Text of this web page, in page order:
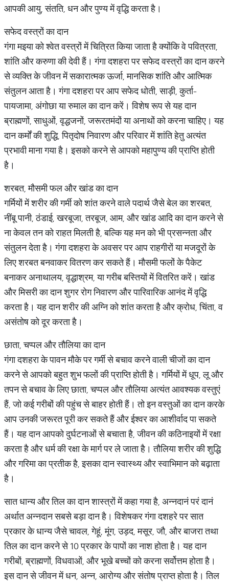
आपकी आयु, संतति, धन और पुण्य में वृद्धि करता है।
सफेद वस्त्रों का दान
गंगा मइया को श्वेत वस्त्रों में चित्रित किया जाता है क्योंकि वे पवित्रता,
शांति और करुणा की देवी हैं। गंगा दशहरा पर सफेद वस्त्रों का दान करने
से व्यक्ति के जीवन में सकारात्मक ऊर्जा, मानसिक शांति और आत्मिक
संतुलन आता है। गंगा दशहरा पर आप सफेद धोती, साड़ी, कुर्ता-
पायजामा, अंगोछा या रुमाल का दान करें। विशेष रूप से यह दान
ब्राह्मणों, साधुओं, वृद्धजनों, जरूरतमंदों या अनाथों को करना चाहिए। यह
दान कर्मों की शुद्धि, पितृदोष निवारण और परिवार में शांति हेतु अत्यंत
प्रभावी माना गया है। इसको करने से आपको महापुण्‍य की प्राप्ति होती
है।
शरबत, मौसमी फल और खांड का दान
गर्मियों में शरीर की गर्मी को शांत करने वाले पदार्थ जैसे बेल का शरबत,
नींबू पानी, ठंडाई, खरबूजा, तरबूज, आम, और खांड आदि का दान करने से
ना केवल तन को राहत मिलती है, बल्कि यह मन को भी प्रसन्नता और
संतुलन देता है। गंगा दशहरा के अवसर पर आप राहगीरों या मजदूरों के
लिए शरबत बनवाकर वितरण कर सकते हैं। मौसमी फलों के पैकेट
बनाकर अनाथालय, वृद्धाश्रम, या गरीब बस्तियों में वितरित करें। खांड
और मिसरी का दान शुगर रोग निवारण और पारिवारिक आनंद में वृद्धि
करता है। यह दान शरीर की अग्नि को शांत करता है और क्रोध, चिंता, व
असंतोष को दूर करता है।
छाता, चप्पल और तौलिया का दान
गंगा दशहरा के पावन मौके पर गर्मी से बचाव करने वाली चीजों का दान
करने से आपको बहुत शुभ फलों की प्राप्ति होती है। गर्मियों में धूप, लू और
तपन से बचाव के लिए छाता, चप्पल और तौलिया अत्यंत आवश्यक वस्तुएं
हैं, जो कई गरीबों की पहुंच से बाहर होती हैं। तो इन वस्‍तुओं का दान करके
आप उनकी जरूरत पूरी कर सकते हैं और ईश्‍वर का आशीर्वाद पा सकते
हैं। यह दान आपको दुर्घटनाओं से बचाता है, जीवन की कठिनाइयों में रक्षा
करता है और धर्म की रक्षा के मार्ग पर ले जाता है। तौलिया शरीर की शुद्धि
और गरिमा का प्रतीक है, इसका दान स्वास्थ्य और स्वाभिमान को बढ़ाता
है।
सात धान्य और तिल का दान शास्त्रों में कहा गया है, अन्नदानं परं दानं
अर्थात अन्नदान सबसे बड़ा दान है। विशेषकर गंगा दशहरे पर सात
प्रकार के धान्य जैसे चावल, गेहूं, मूंग, उड़द, मसूर, जौ, और बाजरा तथा
तिल का दान करने से 10 प्रकार के पापों का नाश होता है। यह दान
गरीबों, ब्राह्मणों, विधवाओं, और भूखे बच्चों को करना सर्वोत्तम होता है।
इस दान से जीवन में धन, अन्न, आरोग्य और संतोष प्राप्त होता है। तिल